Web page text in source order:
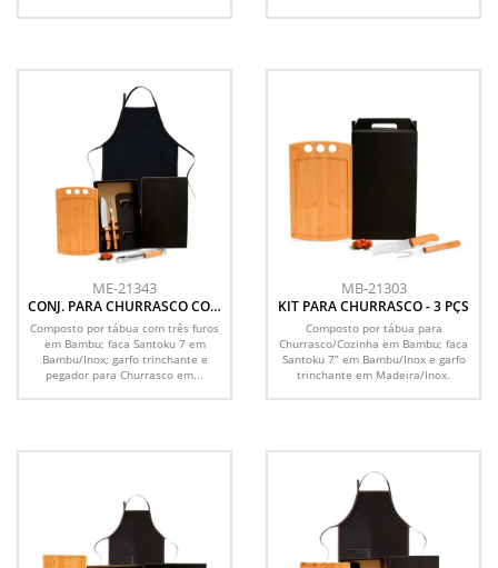
ME-21343
CONJ. PARA CHURRASCO COM
AVENTAL - 5 PÇS
Composto por tábua com três furos
em Bambu; faca Santoku 7 em
Bambu/Inox; garfo trinchante e
pegador para Churrasco em...
MB-21303
KIT PARA CHURRASCO - 3 PÇS
Composto por tábua para
Churrasco/Cozinha em Bambu; faca
Santoku 7” em Bambu/Inox e garfo
trinchante em Madeira/Inox.